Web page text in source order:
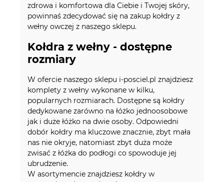
zdrowa i komfortowa dla Ciebie i Twojej skóry,
powinnaś zdecydować się na zakup kołdry z
wełny owczej z naszego sklepu.
Kołdra z wełny - dostępne
rozmiary
W ofercie naszego sklepu i-posciel.pl znajdziesz
komplety z wełny wykonane w kilku,
popularnych rozmiarach. Dostępne są kołdry
dedykowane zarówno na łóżko jednoosobowe
jak i duże łóżko na dwie osoby. Odpowiedni
dobór kołdry ma kluczowe znacznie, zbyt mała
nas nie okryje, natomiast zbyt duża może
zwisać z łóżka do podłogi co spowoduje jej
ubrudzenie.
W asortymencie znajdziesz kołdry w